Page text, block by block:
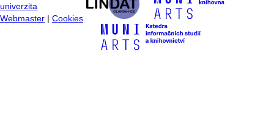
univerzita
Webmaster
Cookies